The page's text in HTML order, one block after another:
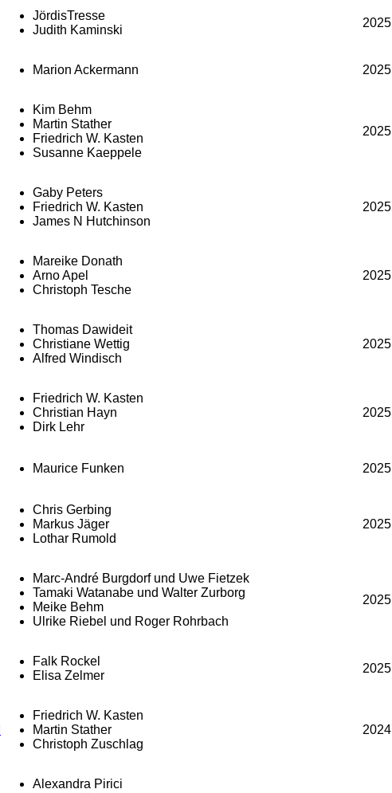
JördisTresse
Judith Kaminski
2025
Marion Ackermann 2025
Kim Behm
Martin Stather
Friedrich W. Kasten
Susanne Kaeppele
2025
Gaby Peters
Friedrich W. Kasten
James N Hutchinson
2025
Mareike Donath
Arno Apel
Christoph Tesche
2025
Thomas Dawideit
Christiane Wettig
Alfred Windisch
2025
Friedrich W. Kasten
Christian Hayn
Dirk Lehr
2025
Maurice Funken 2025
Chris Gerbing
Markus Jäger
Lothar Rumold
2025
Marc-André Burgdorf und Uwe Fietzek
Tamaki Watanabe und Walter Zurborg
Meike Behm
Ulrike Riebel und Roger Rohrbach
2025
Falk Rockel
Elisa Zelmer
2025
Friedrich W. Kasten
Martin Stather
Christoph Zuschlag
2024
Alexandra Pirici